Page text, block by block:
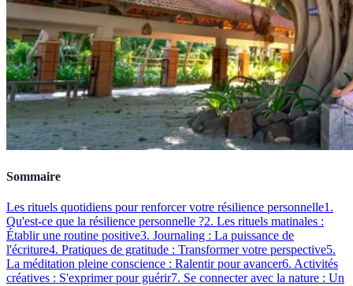
Sommaire
Les rituels quotidiens pour renforcer votre résilience personnelle1.
Qu'est-ce que la résilience personnelle ?2. Les rituels matinales :
Établir une routine positive3. Journaling : La puissance de
l'écriture4. Pratiques de gratitude : Transformer votre perspective5.
La méditation pleine conscience : Ralentir pour avancer6. Activités
créatives : S'exprimer pour guérir7. Se connecter avec la nature : Un